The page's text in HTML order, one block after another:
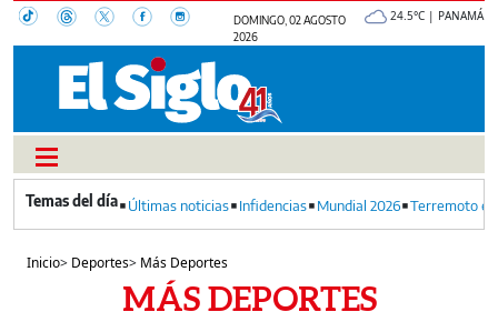
DOMINGO, 02 AGOSTO
2026
24.5°C | PANAMÁ
Últimas noticias Infidencias Mundial 2026 Terremoto
Inicio> Deportes> Más Deportes
MÁS DEPORTES